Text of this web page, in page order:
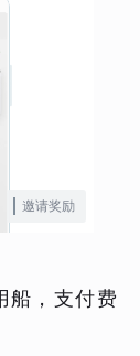
邀请奖励
船，支付费